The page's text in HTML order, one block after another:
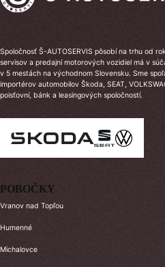
Spoločnosť Š-AUTOSERVIS pôsobí na trhu od
servisov a predajní motorových vozidiel má v
v 5 mestách na východnom Slovensku. Sme
importérov automobilov Škoda, SEAT,
poisťovní, bánk a leasingových spoločností.
POBOČKY
Vranov nad Topľou
Humenné
Michalovce